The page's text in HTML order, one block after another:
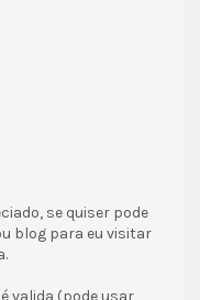
se quiser pode
blog para eu visitar